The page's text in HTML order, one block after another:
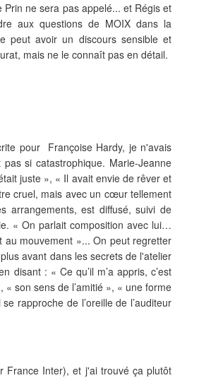
ne sera pas appelé... et Régis et
aux questions de MOIX dans la
peut avoir un discours sensible et
mais ne le connaît pas en détail.
pour Françoise Hardy, je n'avais
si catastrophique. Marie-Jeanne
juste », « Il avait envie de rêver et
cruel, mais avec un cœur tellement
arrangements, est diffusé, suivi de
« On parlait composition avec lui…
au mouvement »... On peut regretter
avant dans les secrets de l'atelier
disant : « Ce qu’il m’a appris, c’est
son sens de l’amitié », « une forme
se rapproche de l’oreille de l’auditeur
France Inter), et j'ai trouvé ça plutôt